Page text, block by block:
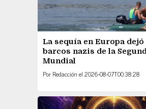
La sequía en Europa
barcos nazis de la
Mundial
Por Redacción el 2026-08-07T00:38:28